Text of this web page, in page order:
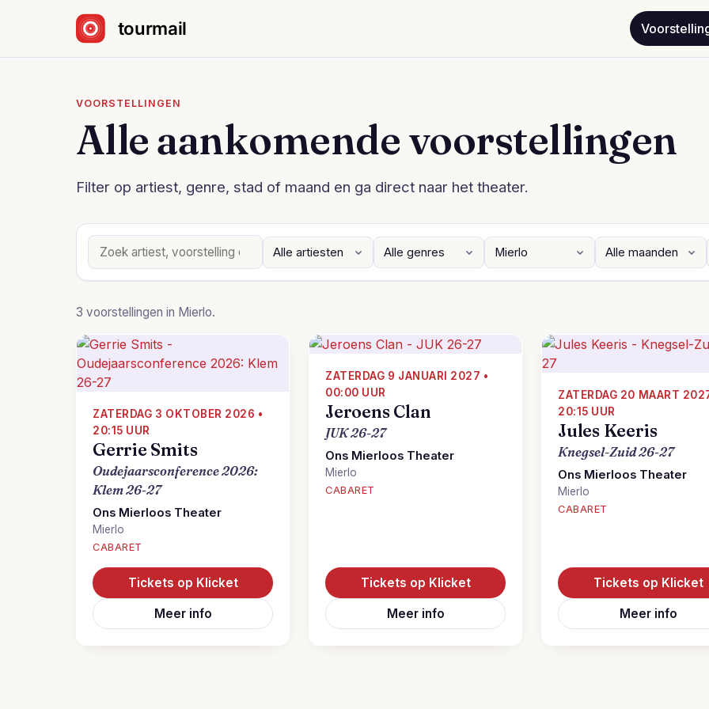
VOORSTELLINGEN
Alle aankomende voorstellingen
Filter op artiest, genre, stad of maand en ga direct naar het theater.
3 voorstellingen in Mierlo.
ZATERDAG 3 OKTOBER 2026 •
20:15 UUR
Gerrie Smits
Oudejaarsconference 2026:
Klem 26-27
Ons Mierloos Theater
Mierlo
CABARET
Tickets op Klicket
Meer info
ZATERDAG 9 JANUARI 2027 •
00:00 UUR
Jeroens Clan
JUK 26-27
Ons Mierloos Theater
Mierlo
CABARET
Tickets op Klicket
Meer info
ZATERDAG 20 MAART
20:15 UUR
Jules Keeris
Knegsel-Zuid 26-27
Ons Mierloos Theater
Mierlo
CABARET
Tickets op Klicket
Meer info